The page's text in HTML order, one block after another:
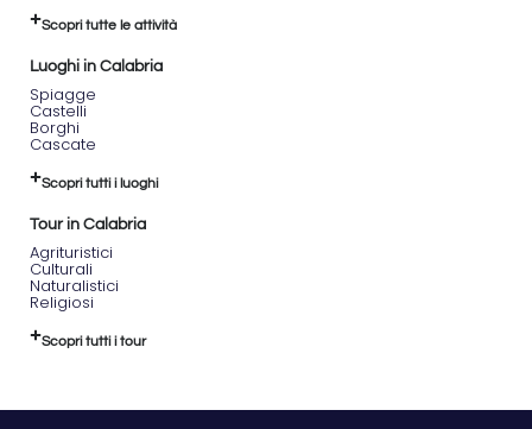
Scopri tutte le attività
Luoghi in Calabria
Spiagge
Castelli
Borghi
Cascate
Scopri tutti i luoghi
Tour in Calabria
Agrituristici
Culturali
Naturalistici
Religiosi
Scopri tutti i tour